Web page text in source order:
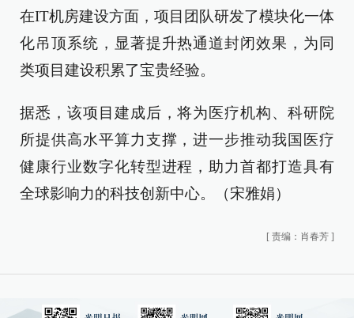
在IT机房建设方面，项目团队研发了模块化一体
化吊顶系统，显著提升热通道封闭效果，为同
类项目建设积累了宝贵经验。
据悉，该项目建成后，将为医疗机构、科研院
所提供高水平算力支撑，进一步推动我国医疗
健康行业数字化转型进程，助力首都打造具有
全球影响力的科技创新中心。（宋雅娟）
[ 责编：肖春芳 ]